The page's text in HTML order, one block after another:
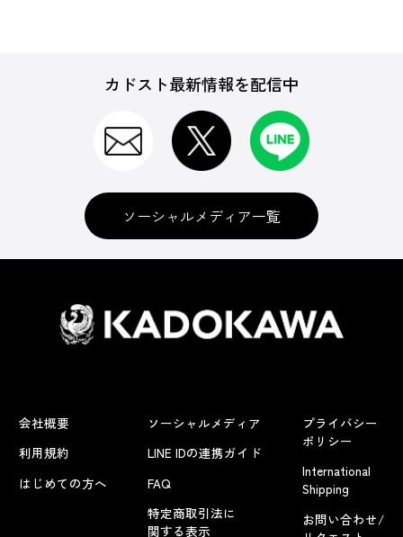
カドスト最新情報を配信中
ソーシャルメディア一覧
会社概要
利用規約
はじめての方へ
ソーシャルメディア
LINE IDの連携ガイド
FAQ
特定商取引法に
関する表示
プライバシー
ポリシー
International
Shipping
お問い合わせ/